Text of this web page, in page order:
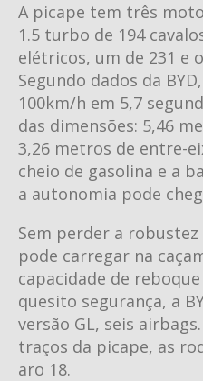
A picape tem três
1.5 turbo de 194
elétricos, um de 231 e
Segundo dados da
100km/h em 5,7
das dimensões: 5,46
3,26 metros de entre-
cheio de gasolina e a
a autonomia pode
Sem perder a
pode carregar na
capacidade de reboque
quesito segurança, a
versão GL, seis
traços da picape, as
aro 18.